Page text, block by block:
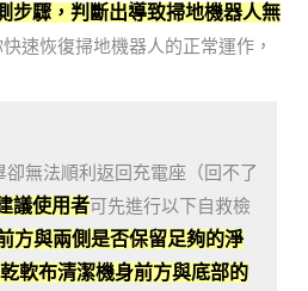
步驟，判斷出導致掃地機器人無
快速恢復掃地機器人的正常運作，
無法順利返回充電座（回不了
議使用者可先進行以下自救檢
方與兩側是否保留足夠的淨
軟布清潔機身前方與底部的